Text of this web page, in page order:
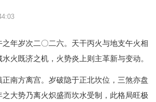
年岁次二〇二六。天干丙火与地支午火相
火既济之机，火势炎上则主革新与变动。
南方离宫。岁破隐于正北坎位，三煞亦盘
大势乃离火炽盛而坎水受制，此格局旺极